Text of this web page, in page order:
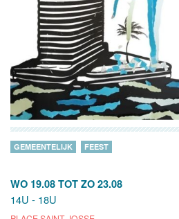
WO 19.08 TOT ZO 23.08
14U - 18U
GEMEENTELIJK FEEST